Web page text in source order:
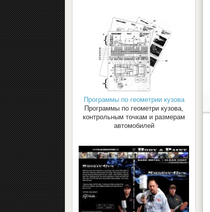
Программы по геометрии кузова
Программы по геометри кузова,
контрольным точкам и размерам
автомобилей